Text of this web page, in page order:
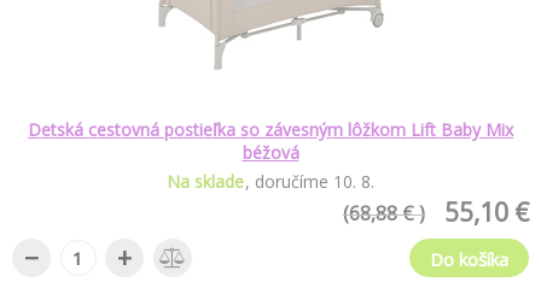
Detská cestovná postieľka so závesným lôžkom Lift Baby Mix
béžová
Na sklade doručíme 10. 8.
55,10 €
(68,88 € )
− + Do košíka